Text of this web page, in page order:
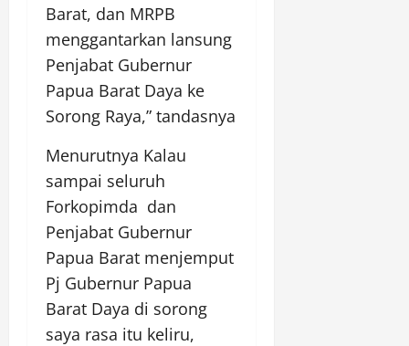
Barat, dan MRPB
menggantarkan lansung
Penjabat Gubernur
Papua Barat Daya ke
Sorong Raya,” tandasnya
Menurutnya Kalau
sampai seluruh
Forkopimda dan
Penjabat Gubernur
Papua Barat menjemput
Pj Gubernur Papua
Barat Daya di sorong
saya rasa itu keliru,